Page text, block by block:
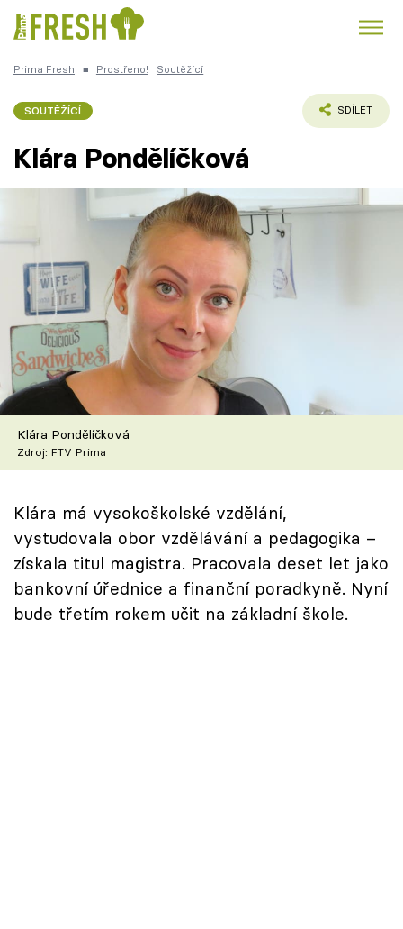
Česká kuchyně
Recepty
Články
TV Program
Škola vaření
Recepty z TV
Speciál: Cuketa
Těhotnej kuchař
Sledujte prima+
Prima Fresh ■ Prostřeno! Soutěžící
SOUTĚŽÍCÍ SDÍLET
Klára Pondělíčková
Klára Pondělíčková
Zdroj: FTV Prima
Klára má vysokoškolské vzdělání,
vystudovala obor vzdělávání a pedagogika –
získala titul magistra. Pracovala deset let jako
bankovní úřednice a finanční poradkyně. Nyní
bude třetím rokem učit na základní škole.